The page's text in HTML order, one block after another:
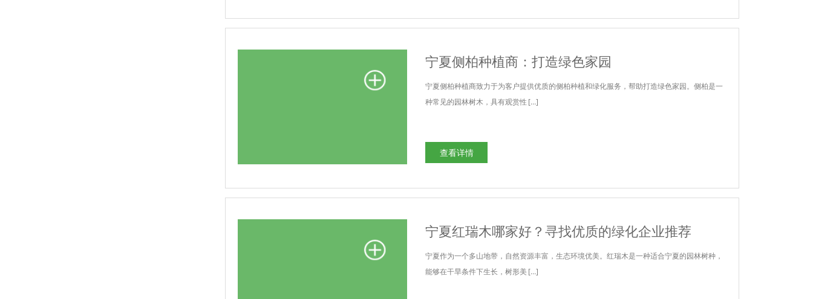
宁夏侧柏种植商：打造绿色家园
宁夏侧柏种植商致力于为客户提供优质的侧柏种植和绿化服务，帮助打造绿色家园。侧柏是一
种常见的园林树木，具有观赏性 […]
查看详情
宁夏红瑞木哪家好？寻找优质的绿化企业推荐
宁夏作为一个多山地带，自然资源丰富，生态环境优美。红瑞木是一种适合宁夏的园林树种，
能够在干旱条件下生长，树形美 […]